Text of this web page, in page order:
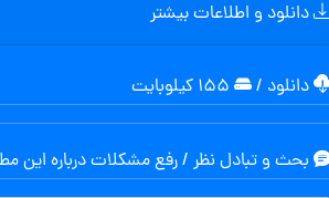
دانلود و اطلاعات بیشتر
دانلود /
بحث و تبادل نظر / رفع مشکلات درباره این